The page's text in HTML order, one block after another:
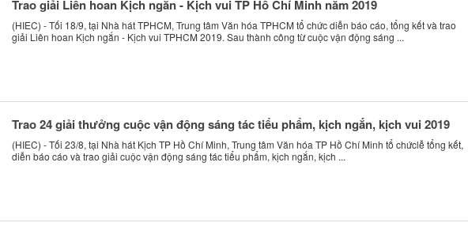
Trao giải Liên hoan Kịch ngắn - Kịch vui TP Hồ Chí Minh năm 2019
(HIEC) - Tối 18/9, tại Nhà hát TPHCM, Trung tâm Văn hóa TPHCM tổ chức diễn báo cáo, tổng kết và trao
giải Liên hoan Kịch ngắn - Kịch vui TPHCM 2019. Sau thành công từ cuộc vận động sáng ...
Trao 24 giải thưởng cuộc vận động sáng tác tiểu phẩm, kịch ngắn, kịch vui 2019
(HIEC) - Tối 23/8, tại Nhà hát Kịch TP Hồ Chí Minh, Trung tâm Văn hóa TP Hồ Chí Minh tổ chứclễ tổng kết,
diễn báo cáo và trao giải cuộc vận động sáng tác tiểu phẩm, kịch ngắn, kịch ...